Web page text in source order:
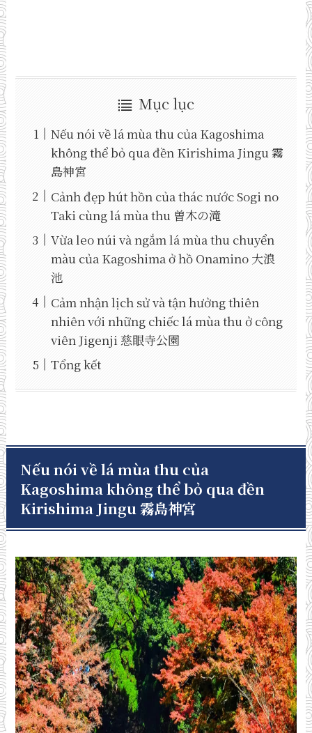
Mục lục
Nếu nói về lá mùa thu của Kagoshima
không thể bỏ qua đền Kirishima Jingu 霧
島神宮
Cảnh đẹp hút hồn của thác nước Sogi no
Taki cùng lá mùa thu 曽木の滝
Vừa leo núi và ngắm lá mùa thu chuyển
màu của Kagoshima ở hồ Onamino 大浪
池
Cảm nhận lịch sử và tận hưởng thiên
nhiên với những chiếc lá mùa thu ở công
viên Jigenji 慈眼寺公園
Tổng kết
Nếu nói về lá mùa thu của
Kagoshima không thể bỏ qua đền
Kirishima Jingu 霧島神宮